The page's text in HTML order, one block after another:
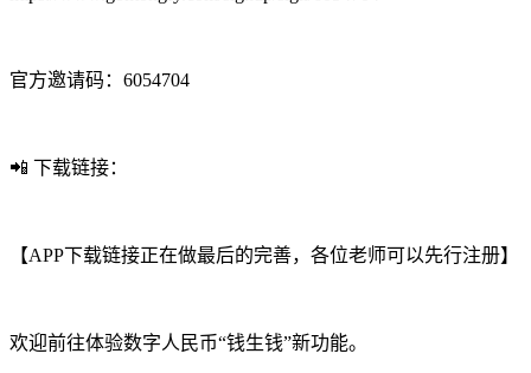
官方邀请码：6054704
📲 下载链接：
【APP下载链接正在做最后的完善，各位老师可以先行注册】
欢迎前往体验数字人民币“钱生钱”新功能。